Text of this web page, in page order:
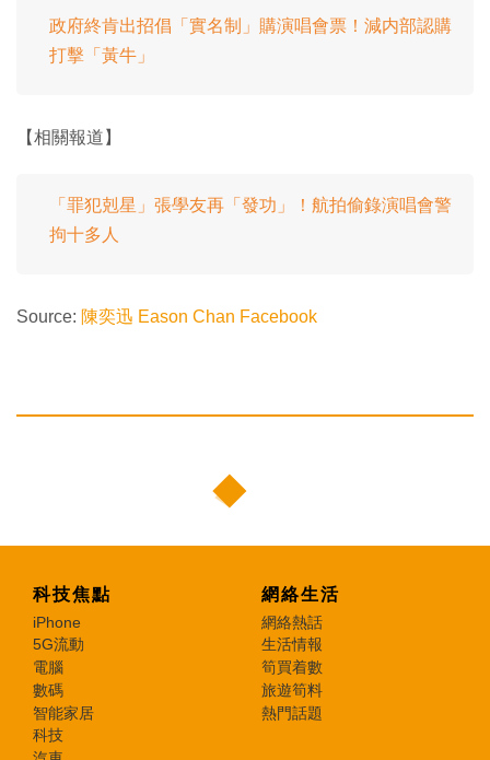
政府終肯出招倡「實名制」購演唱會票！減内部認購
打擊「黃牛」
【相關報道】
「罪犯剋星」張學友再「發功」！航拍偷錄演唱會警
拘十多人
Source: 陳奕迅 Eason Chan Facebook
科技焦點
iPhone
5G流動
電腦
數碼
智能家居
科技
網絡生活
網絡熱話
生活情報
筍買着數
旅遊筍料
熱門話題